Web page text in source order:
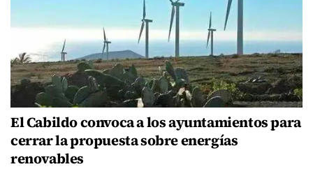
El Cabildo convoca a los ayuntamientos para
cerrar la propuesta sobre energías
renovables